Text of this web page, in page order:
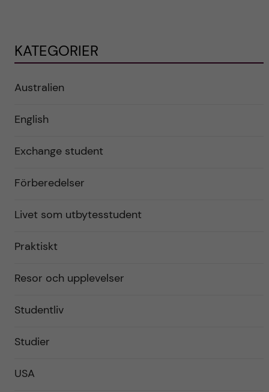
KATEGORIER
Australien
English
Exchange student
Förberedelser
Livet som utbytesstudent
Praktiskt
Resor och upplevelser
Studentliv
Studier
USA